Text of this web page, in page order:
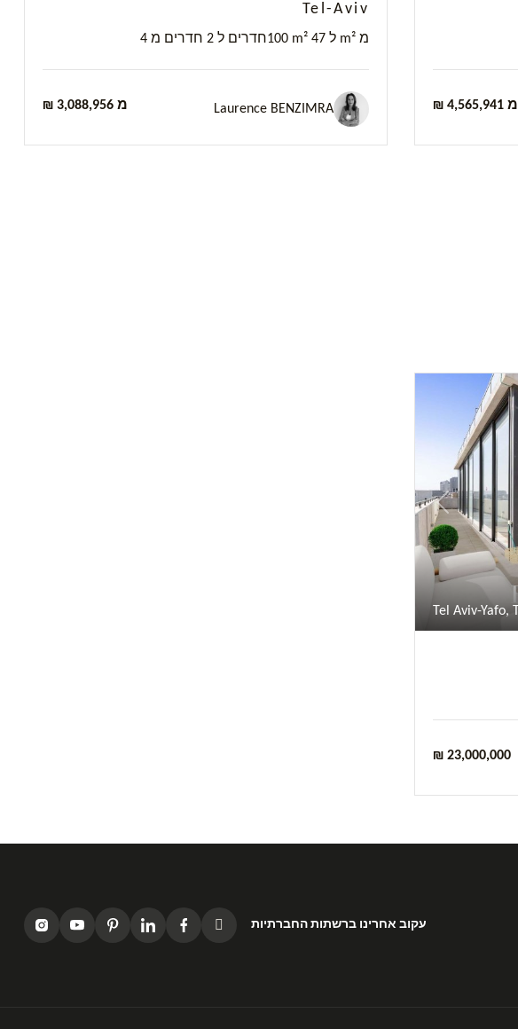
₪ 4,565,941 מ
Tel-Aviv
100 m² ל 47 m² מ 4 חדרים ל 2 חדרים מ
Laurence BENZIMRA ₪ 3,088,956 מ
Previous
₪ 23,000,000
עקוב אחרינו ברשתות החברתיות